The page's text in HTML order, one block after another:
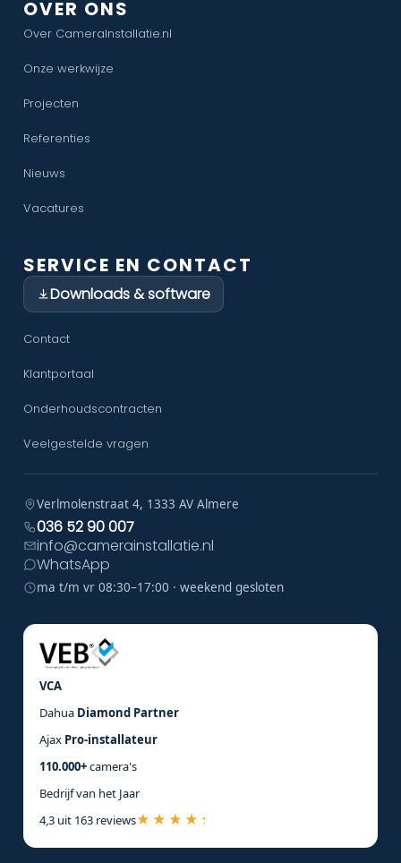
OVER ONS
Over CameraInstallatie.nl
Onze werkwijze
Projecten
Referenties
Nieuws
Vacatures
SERVICE EN CONTACT
Downloads & software
Contact
Klantportaal
Onderhoudscontracten
Veelgestelde vragen
Verlmolenstraat 4, 1333 AV Almere
036 52 90 007
info@camerainstallatie.nl
WhatsApp
ma t/m vr 08:30–17:00 · weekend gesloten
VCA
Dahua Diamond Partner
Ajax Pro-installateur
110.000+camera's
Bedrijf van het Jaar
4,3 uit 163 reviews